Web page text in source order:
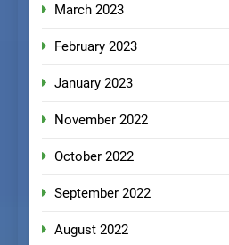
March 2023
February 2023
January 2023
November 2022
October 2022
September 2022
August 2022